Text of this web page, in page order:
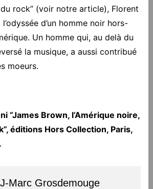
du rock” (voir notre article), Florent
d’un homme noir hors-
Un homme qui, au delà du
la musique, a aussi contribué
moeurs.
“James Brown, l’Amérique noire,
éditions Hors Collection, Paris,
J-Marc Grosdemouge